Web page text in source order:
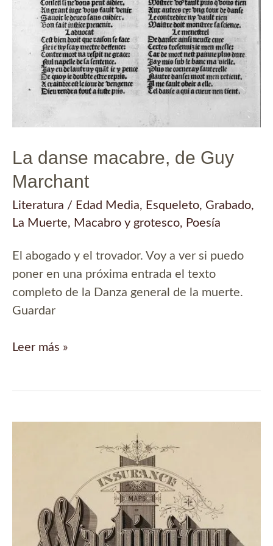
La danse macabre, de Guy
Marchant
Literatura / Edad Media, Esqueleto, Grabado,
La Muerte, Macabro y grotesco, Poesía
El abogado y el trovador. Voy a ver si puedo
poner en una próxima entrada el texto
completo de la Danza general de la muerte.
Guardar
La
Guy
Leer más »